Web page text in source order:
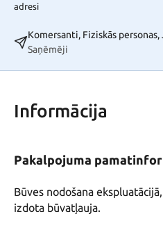
adresi
Komersanti, Fiziskās
Saņēmēji
Informācija
Pakalpojuma
Būves nodošana
izdota būvatļauja.